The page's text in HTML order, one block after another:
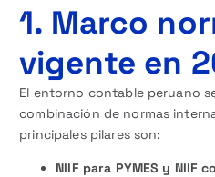
1. Marco
vigente en
El entorno contable peruano
combinación de normas
principales pilares son:
NIIF para PYMES y NIIF